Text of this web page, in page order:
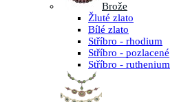
Brože
Žluté zlato
Bílé zlato
Stříbro - rhodium
Stříbro - pozlacené
Stříbro - ruthenium